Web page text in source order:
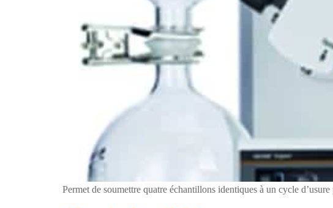
Permet de soumettre quatre échantillons identiques à un cycle